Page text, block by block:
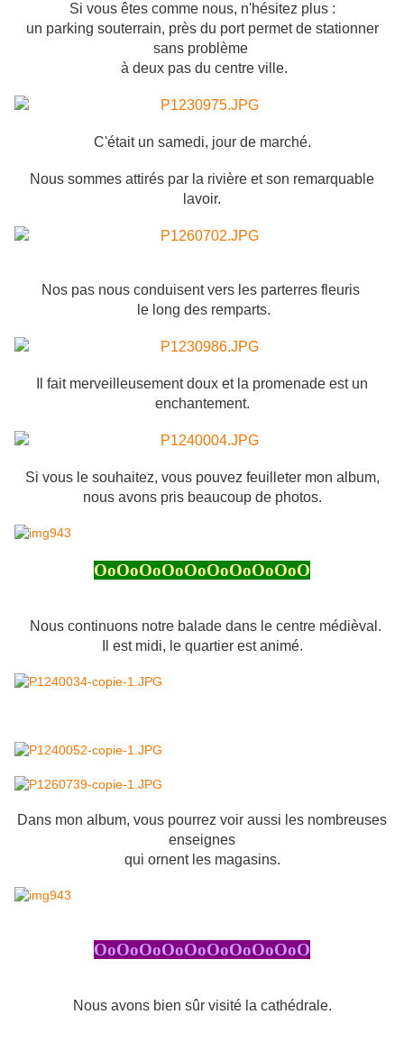
Si vous êtes comme nous, n'hésitez plus :
un parking souterrain, près du port permet de stationner
sans problème
à deux pas du centre ville.
C'était un samedi, jour de marché.
Nous sommes attirés par la rivière et son remarquable
lavoir.
Nos pas nous conduisent vers les parterres fleuris
le long des remparts.
Il fait merveilleusement doux et la promenade est un
enchantement.
Si vous le souhaitez, vous pouvez feuilleter mon album,
nous avons pris beaucoup de photos.
OoOoOoOoOoOoOoOoOoO
Nous continuons notre balade dans le centre médièval.
Il est midi, le quartier est animé.
Dans mon album, vous pourrez voir aussi les nombreuses
enseignes
qui ornent les magasins.
OoOoOoOoOoOoOoOoOoO
Nous avons bien sûr visité la cathédrale.